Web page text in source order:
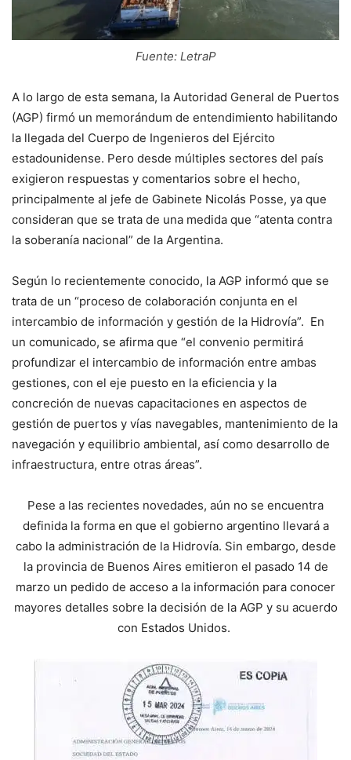
Fuente: LetraP
A lo largo de esta semana, la Autoridad General de Puertos
(AGP) firmó un memorándum de entendimiento habilitando
la llegada del Cuerpo de Ingenieros del Ejército
estadounidense. Pero desde múltiples sectores del país
exigieron respuestas y comentarios sobre el hecho,
principalmente al jefe de Gabinete Nicolás Posse, ya que
consideran que se trata de una medida que “atenta contra
la soberanía nacional” de la Argentina.
Según lo recientemente conocido, la AGP informó que se
trata de un “proceso de colaboración conjunta en el
intercambio de información y gestión de la Hidrovía”. En
un comunicado, se afirma que “el convenio permitirá
profundizar el intercambio de información entre ambas
gestiones, con el eje puesto en la eficiencia y la
concreción de nuevas capacitaciones en aspectos de
gestión de puertos y vías navegables, mantenimiento de la
navegación y equilibrio ambiental, así como desarrollo de
infraestructura, entre otras áreas”.
Pese a las recientes novedades, aún no se encuentra
definida la forma en que el gobierno argentino llevará a
cabo la administración de la Hidrovía. Sin embargo, desde
la provincia de Buenos Aires emitieron el pasado 14 de
marzo un pedido de acceso a la información para conocer
mayores detalles sobre la decisión de la AGP y su acuerdo
con Estados Unidos.